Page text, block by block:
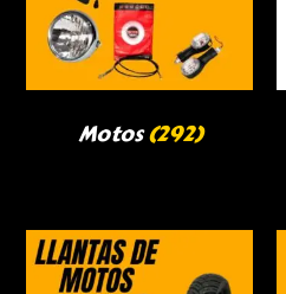
Motos(292)